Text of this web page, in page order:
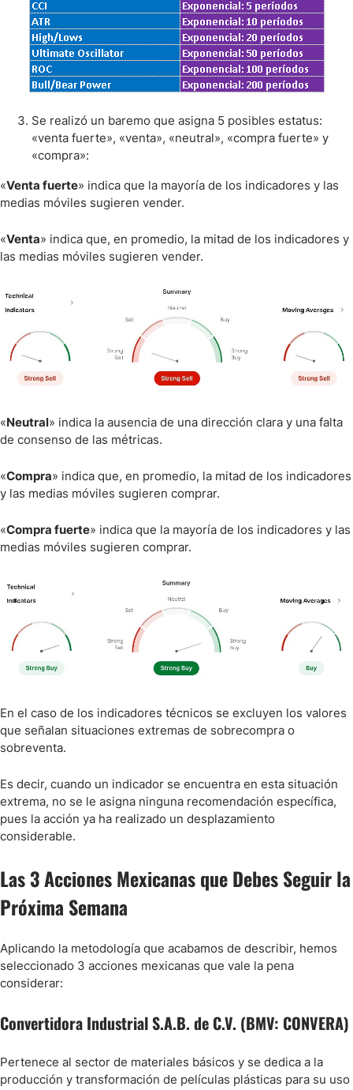
Se realizó un baremo que asigna 5 posibles estatus:
«venta fuerte», «venta», «neutral», «compra fuerte» y
«compra»:
«Venta fuerte» indica que la mayoría de los indicadores y las
medias móviles sugieren vender.
«Venta» indica que, en promedio, la mitad de los indicadores y
las medias móviles sugieren vender.
«Neutral» indica la ausencia de una dirección clara y una falta
de consenso de las métricas.
«Compra» indica que, en promedio, la mitad de los indicadores
y las medias móviles sugieren comprar.
«Compra fuerte» indica que la mayoría de los indicadores y las
medias móviles sugieren comprar.
En el caso de los indicadores técnicos se excluyen los valores
que señalan situaciones extremas de sobrecompra o
sobreventa.
Es decir, cuando un indicador se encuentra en esta situación
extrema, no se le asigna ninguna recomendación específica,
pues la acción ya ha realizado un desplazamiento
considerable.
Las 3 Acciones Mexicanas que Debes Seguir la
Próxima Semana
Aplicando la metodología que acabamos de describir, hemos
seleccionado 3 acciones mexicanas que vale la pena
considerar:
Convertidora Industrial S.A.B. de C.V. (BMV: CONVERA)
Pertenece al sector de materiales básicos y se dedica a la
producción y transformación de películas plásticas para su uso